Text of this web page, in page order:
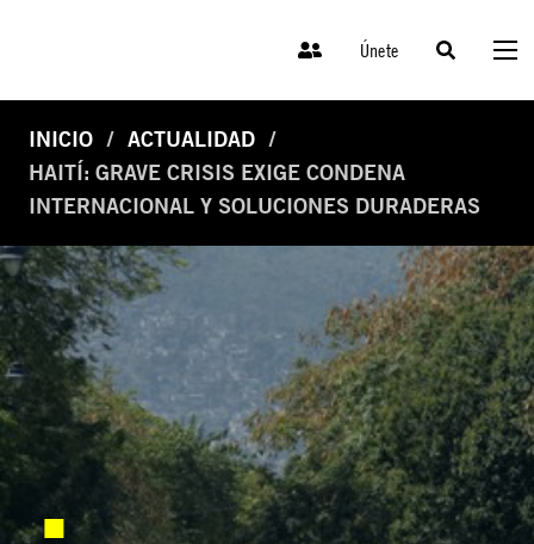
Únete
INICIO
ACTUALIDAD
HAITÍ: GRAVE CRISIS EXIGE CONDENA
INTERNACIONAL Y SOLUCIONES DURADERAS